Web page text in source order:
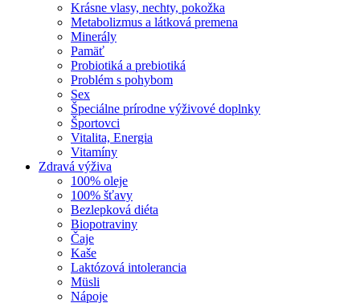
Krásne vlasy, nechty, pokožka
Metabolizmus a látková premena
Minerály
Pamäť
Probiotiká a prebiotiká
Problém s pohybom
Sex
Špeciálne prírodne výživové doplnky
Športovci
Vitalita, Energia
Vitamíny
Zdravá výživa
100% oleje
100% šťavy
Bezlepková diéta
Biopotraviny
Čaje
Kaše
Laktózová intolerancia
Müsli
Nápoje